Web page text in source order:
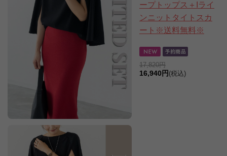
ープトップス＋Iライ
ンニットタイトスカ
ート※送料無料※
17,820円
16,940円 (税込)